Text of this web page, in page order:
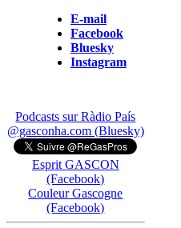
E-mail
Facebook
Bluesky
Instagram
Podcasts sur Ràdio País
@gasconha.com (Bluesky)
Esprit GASCON
(Facebook)
Couleur Gascogne
(Facebook)